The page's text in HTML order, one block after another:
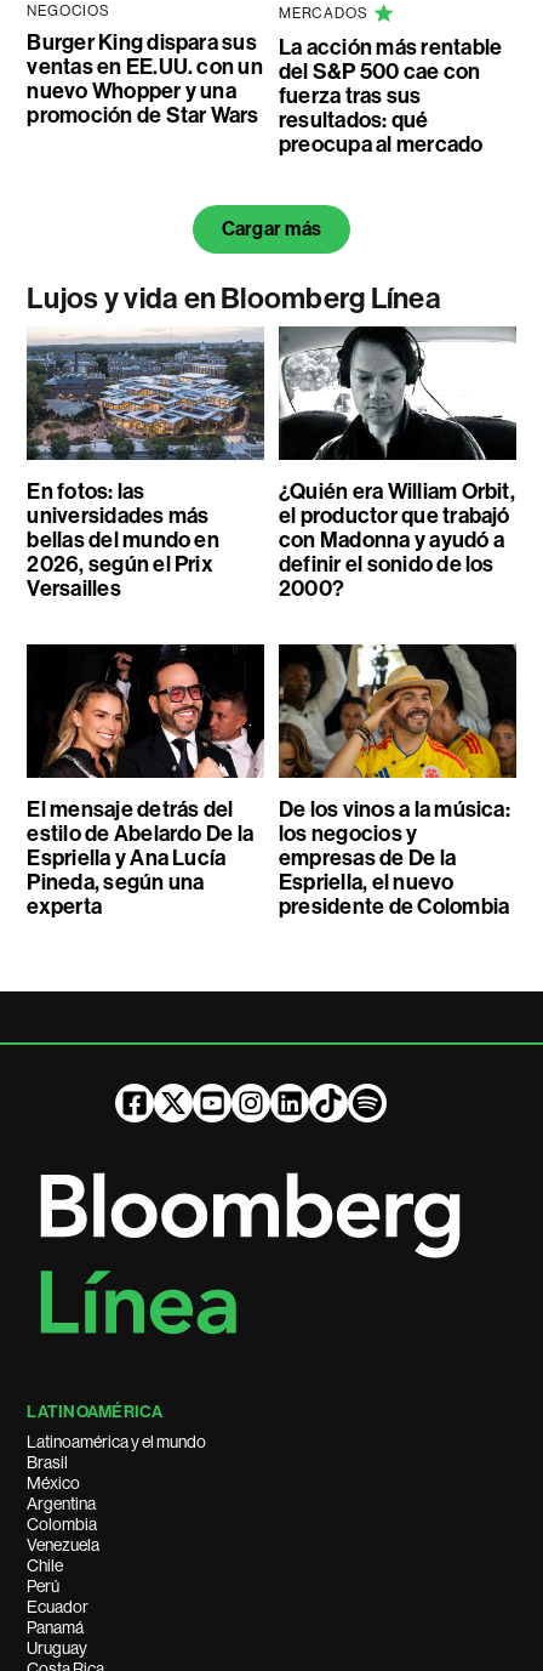
NEGOCIOS
Burger King dispara sus
ventas en EE.UU. con un
nuevo Whopper y una
promoción de Star Wars
MERCADOS
La acción más rentable
del S&P 500 cae con
fuerza tras sus
resultados: qué
preocupa al mercado
Cargar más
Lujos y vida en Bloomberg Línea
En fotos: las
universidades más
bellas del mundo en
2026, según el Prix
Versailles
¿Quién era William Orbit,
el productor que trabajó
con Madonna y ayudó a
definir el sonido de los
2000?
El mensaje detrás del
estilo de Abelardo De la
Espriella y Ana Lucía
Pineda, según una
experta
De los vinos a la música:
los negocios y
empresas de De la
Espriella, el nuevo
presidente de Colombia
LATINOAMÉRICA
Latinoamérica y el mundo
Brasil
México
Argentina
Colombia
Venezuela
Chile
Perú
Ecuador
Panamá
Uruguay